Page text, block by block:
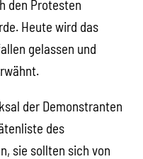
den Protesten
Heute wird das
gelassen und
der Demonstranten
des
sie sollten sich von